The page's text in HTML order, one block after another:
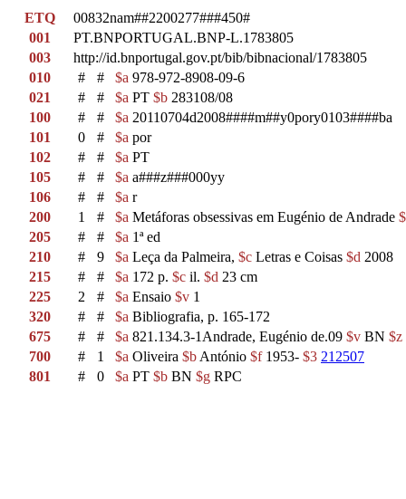
ETQ
00832nam##2200277###450#
001
PT.BNPORTUGAL.BNP-L.1783805
003
http://id.bnportugal.gov.pt/bib/bibnacional/1783805
010
# # $a 978-972-8908-09-6
021
# # $a PT $b 283108/08
100
# # $a 20110704d2008####m##y0pory0103####ba
101
0 # $a por
102
# # $a PT
105
# # $a a###z###000yy
106
# # $a r
200
1 # $a Metáforas obsessivas em Eugénio de Andrade
205
# # $a 1ª ed
210
# 9 $a Leça da Palmeira, $c Letras e Coisas $d 2008
215
# # $a 172 p. $c il. $d 23 cm
225
2 # $a Ensaio $v 1
320
# # $a Bibliografia, p. 165-172
675
# # $a 821.134.3-1Andrade, Eugénio de.09 $v BN $z
700
# 1 $a Oliveira $b António $f1953- $3 212507
801
# 0 $a PT $b BN $g RPC